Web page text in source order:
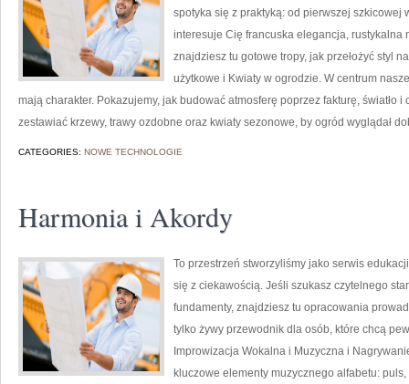
spotyka się z praktyką: od pierwszej
interesuje Cię francuska elegancja, rustykalna
znajdziesz tu gotowe tropy, jak przełożyć styl
użytkowe i Kwiaty w ogrodzie. W centrum
mają charakter. Pokazujemy, jak budować atmosferę poprzez fakturę, światło
zestawiać krzewy, trawy ozdobne oraz kwiaty sezonowe, by ogród wyglądał
CATEGORIES: NOWE TECHNOLOGIE
Harmonia i Akordy
To przestrzeń stworzyliśmy jako serwis
się z ciekawością. Jeśli szukasz czytelnego
fundamenty, znajdziesz tu opracowania
tylko żywy przewodnik dla osób, które chcą
Improwizacja Wokalna i Muzyczna i
kluczowe elementy muzycznego alfabetu: